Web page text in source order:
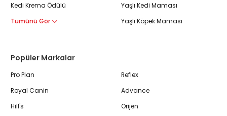
Kedi Krema Ödülü
Tümünü Gör
Yaşlı Kedi Maması
Yaşlı Köpek Maması
Popüler Markalar
Pro Plan
Royal Canin
Hill's
Reflex
Advance
Orijen